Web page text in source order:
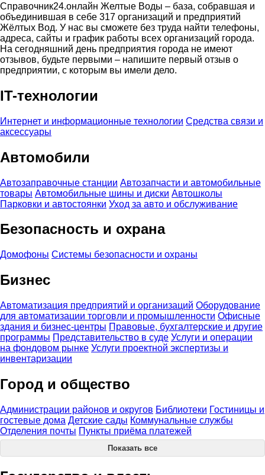
Справочник24.онлайн Желтые Воды – база, собравшая и
объединившая в себе 317 организаций и предприятий
Жёлтых Вод. У нас вы сможете без труда найти телефоны,
адреса, сайты и график работы всех организаций города.
На сегодняшний день предприятия города не имеют
отзывов, будьте первыми – напишите первый отзыв о
предприятии, с которым вы имели дело.
IT-технологии
Интернет и информационные технологии Средства связи и
аксессуары
Автомобили
Автозаправочные станции Автозапчасти и автомобильные
товары Автомобильные шины и диски Автошколы
Парковки и автостоянки Уход за авто и обслуживание
Безопасность и охрана
Домофоны Системы безопасности и охраны
Бизнес
Автоматизация предприятий и организаций Оборудование
для автоматизации торговли и промышленности Офисные
здания и бизнес-центры Правовые, бухгалтерские и другие
программы Представительство в суде Услуги и операции
на фондовом рынке Услуги проектной экспертизы и
инвентаризации
Город и общество
Администрации районов и округов Библиотеки Гостиницы и
гостевые дома Детские сады Коммунальные службы
Отделения почты Пункты приёма платежей
Показать все